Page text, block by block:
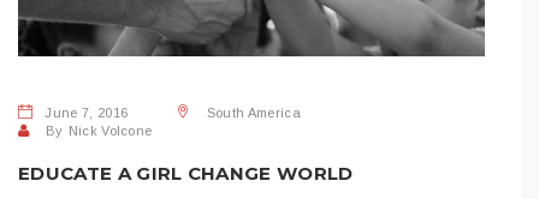
June 7, 2016
South America
By Nick Volcone
EDUCATE A GIRL CHANGE WORLD